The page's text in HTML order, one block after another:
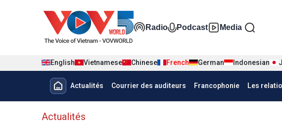
Đa phương tiện tiếng
Radio Podcast Media
English Vietnamese Chinese French German Indonesian
Menu trang chủ tiếng Pháp
Actualités Courrier des auditeurs Francophonie Les
menu phụ tiếng Pháp
Actualités